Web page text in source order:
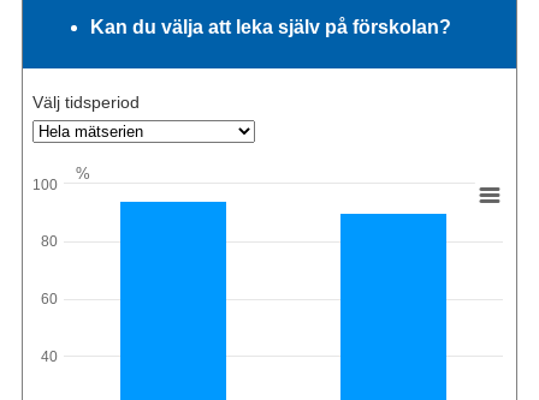
Kan du välja att leka själv på förskolan?
Välj tidsperiod
%
40
60
80
100